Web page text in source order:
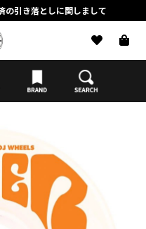
の引き落としに関しまして
選応募に関する注意事項
会員に関しまして